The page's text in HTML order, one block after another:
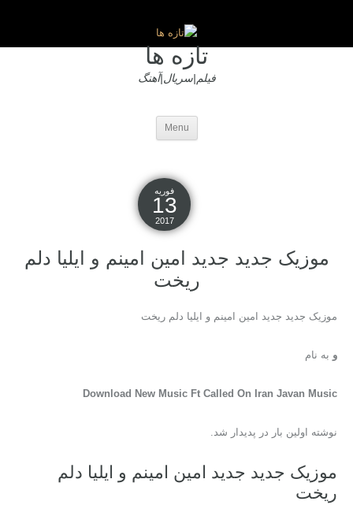
تازه ها
فیلم|سریال|آهنگ
Menu
فوریه
13
2017
موزیک جدید جديد امین امینم و ایلیا دلم
ریخت
موزیک جدید جديد امین امینم و ایلیا دلم ریخت
و به نام
Download New Music Ft Called On Iran Javan Music
نوشته اولین بار در پدیدار شد.
موزیک جدید جديد امین امینم و ایلیا دلم
ریخت